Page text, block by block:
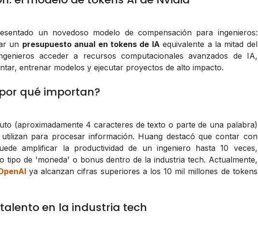
un novedoso modelo de compensación para ingenieros:
un presupuesto anual en tokens de IAequivalente a la mitad del
acceder a recursos computacionales avanzados de IA,
entrenar modelos y ejecutar proyectos de alto impacto.
qué importan?
(aproximadamente 4 caracteres de texto o parte de una palabra)
para procesar información. Huang destacó que contar con
amplificar la productividad de un ingeniero hasta 10 veces,
tipo de 'moneda' o bonus dentro de la industria tech. Actualmente,
ya alcanzan cifras superiores a los 10 mil millones de tokens
en la industria tech